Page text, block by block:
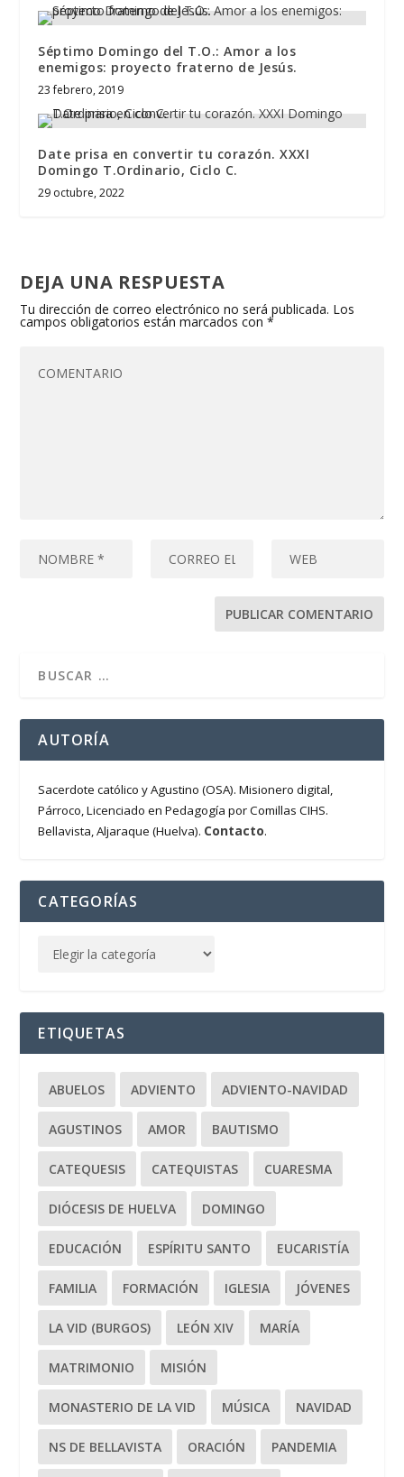
Séptimo Domingo del T.O.: Amor a los
enemigos: proyecto fraterno de Jesús.
23 febrero, 2019
Date prisa en convertir tu corazón. XXXI
Domingo T.Ordinario, Ciclo C.
29 octubre, 2022
DEJA UNA RESPUESTA
Tu dirección de correo electrónico no será publicada. Los
campos obligatorios están marcados con*
AUTORÍA
Sacerdote católico y Agustino (OSA). Misionero digital,
Párroco, Licenciado en Pedagogía por Comillas CIHS.
Bellavista, Aljaraque (Huelva). Contacto.
CATEGORÍAS
ETIQUETAS
ABUELOS ADVIENTO ADVIENTO-NAVIDAD
AGUSTINOS AMOR BAUTISMO
CATEQUESIS CATEQUISTAS CUARESMA
DIÓCESIS DE HUELVA DOMINGO
EDUCACIÓN ESPÍRITU SANTO EUCARISTÍA
FAMILIA FORMACIÓN IGLESIA JÓVENES
LA VID (BURGOS) LEÓN XIV MARÍA
MATRIMONIO MISIÓN
MONASTERIO DE LA VID MÚSICA NAVIDAD
NS DE BELLAVISTA ORACIÓN PANDEMIA